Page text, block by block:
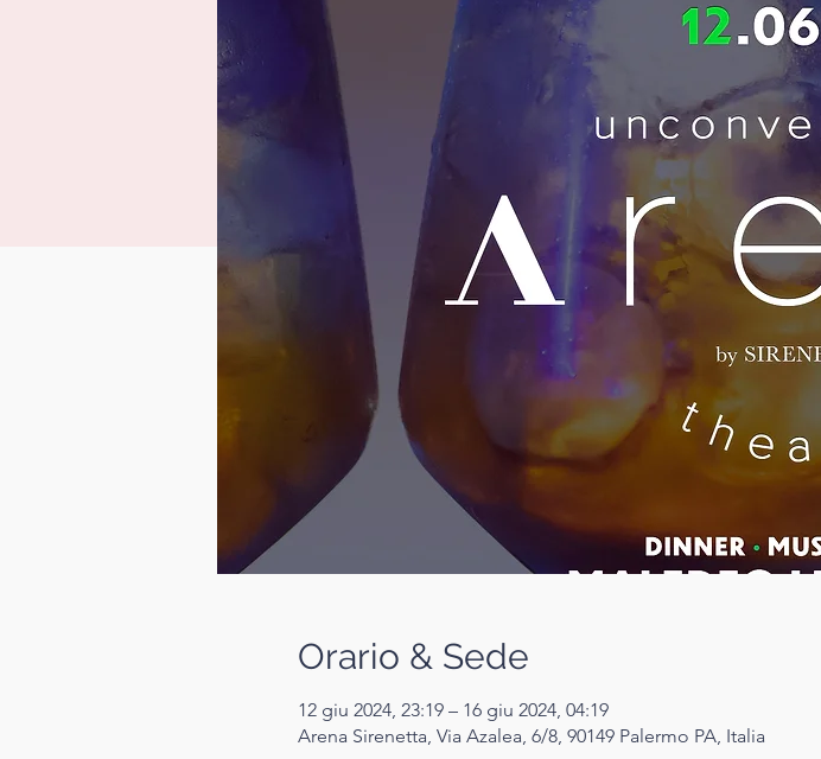
Orario & Sede
12 giu 2024, 23:19 – 16 giu 2024, 04:19
Arena Sirenetta, Via Azalea, 6/8, 90149 Palermo PA, Italia